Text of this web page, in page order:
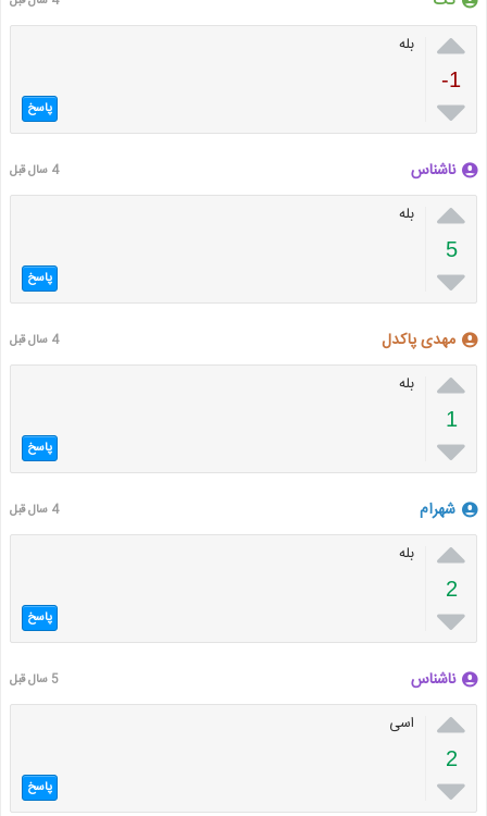

-1

بله
پاسخ
ناشناس 4 سال قبل

5

بله
پاسخ
مهدی پاکدل 4 سال قبل

1

بله
پاسخ
شهرام 4 سال قبل

2

بله
پاسخ
ناشناس 5 سال قبل

2

اسی
پاسخ